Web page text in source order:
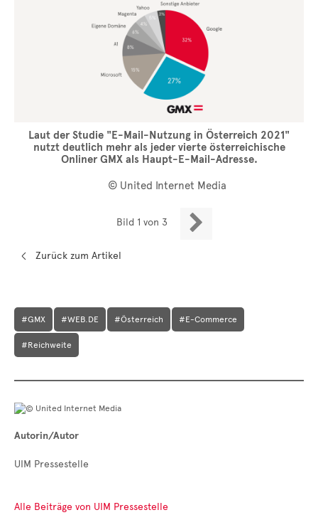
Laut der Studie "E-Mail-Nutzung in Österreich 2021"
nutzt deutlich mehr als jeder vierte österreichische
Onliner GMX als Haupt-E-Mail-Adresse.
© United Internet Media
Bild 1 von 3 
Zurück zum Artikel
#GMX #WEB.DE #Österreich #E-Commerce
#Reichweite
Autorin/Autor
UIM Pressestelle
Alle Beiträge von UIM Pressestelle